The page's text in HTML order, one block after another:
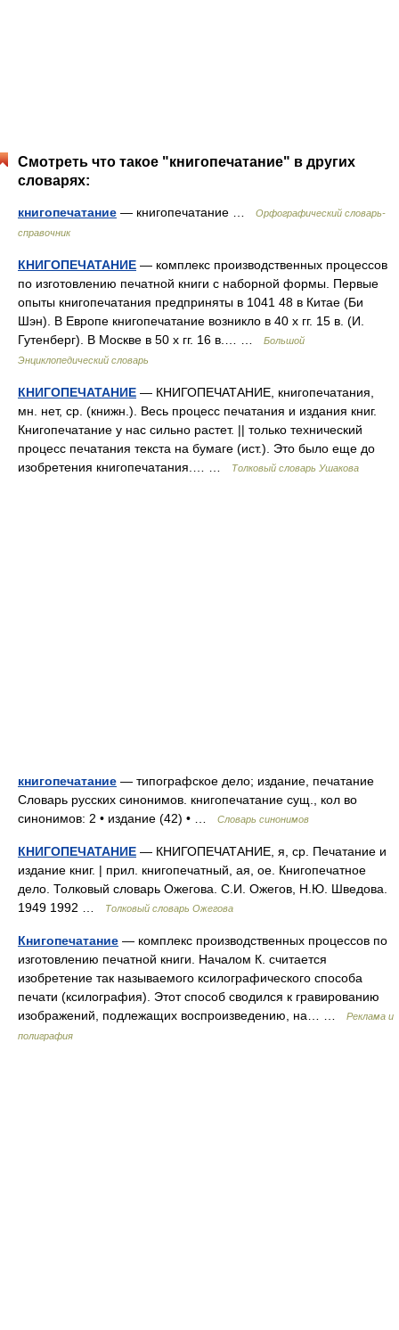
Смотреть что такое "книгопечатание" в других
словарях:
книгопечатание — книгопечатание …
Орфографический словарь-
справочник
КНИГОПЕЧАТАНИЕ — комплекс производственных процессов
по изготовлению печатной книги с наборной формы. Первые
опыты книгопечатания предприняты в 1041 48 в Китае (Би
Шэн). В Европе книгопечатание возникло в 40 х гг. 15 в. (И.
Гутенберг). В Москве в 50 х гг. 16 в.… …
Большой
Энциклопедический словарь
КНИГОПЕЧАТАНИЕ — КНИГОПЕЧАТАНИЕ, книгопечатания,
мн. нет, ср. (книжн.). Весь процесс печатания и издания книг.
Книгопечатание у нас сильно растет. || только технический
процесс печатания текста на бумаге (ист.). Это было еще до
изобретения книгопечатания.… …
Толковый словарь Ушакова
книгопечатание — типографское дело; издание, печатание
Словарь русских синонимов. книгопечатание сущ., кол во
синонимов: 2 • издание (42) • …
Словарь синонимов
КНИГОПЕЧАТАНИЕ — КНИГОПЕЧАТАНИЕ, я, ср. Печатание и
издание книг. | прил. книгопечатный, ая, ое. Книгопечатное
дело. Толковый словарь Ожегова. С.И. Ожегов, Н.Ю. Шведова.
1949 1992 …
Толковый словарь Ожегова
Книгопечатание — комплекс производственных процессов по
изготовлению печатной книги. Началом К. считается
изобретение так называемого ксилографического способа
печати (ксилография). Этот способ сводился к гравированию
изображений, подлежащих воспроизведению, на… …
Реклама и
полиграфия